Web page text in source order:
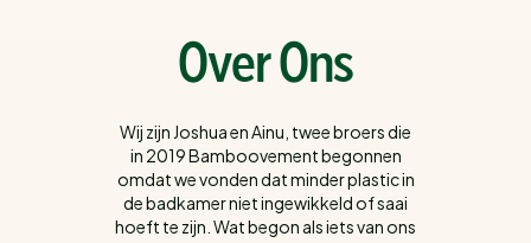
Over Ons
Wij zijn Joshua en Ainu, twee broers die
in 2019 Bamboovement begonnen
omdat we vonden dat minder plastic in
de badkamer niet ingewikkeld of saai
hoeft te zijn. Wat begon als iets van ons